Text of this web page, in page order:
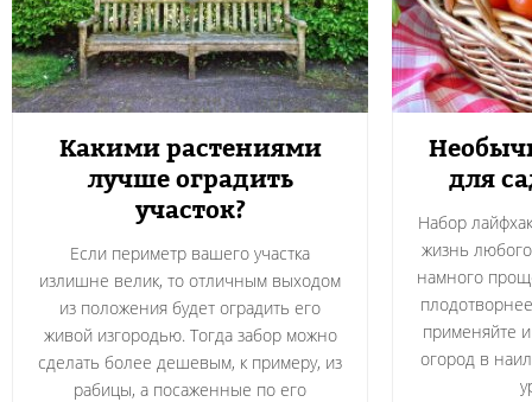
Какими растениями
лучше оградить
участок?
Если периметр вашего участка
излишне велик, то отличным выходом
из положения будет оградить его
живой изгородью. Тогда забор можно
сделать более дешевым, к примеру, из
рабицы, а посаженные по его
для
Набор
жизнь
намного
применяйте
огород в